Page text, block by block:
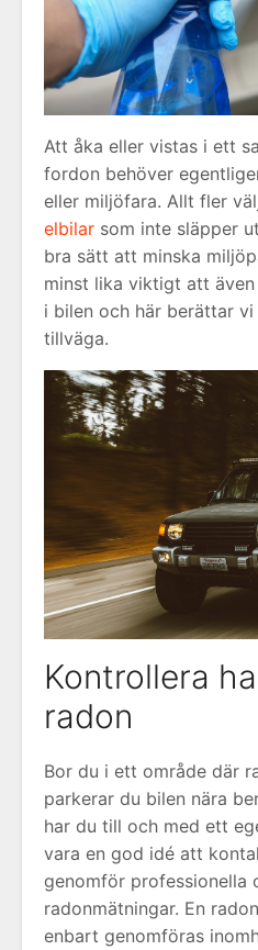
Att åka eller vistas i ett
fordon behöver
eller miljöfara. Allt fler
elbilar som inte släpper
bra sätt att minska
minst lika viktigt att
i bilen och här berättar
tillväga.
Kontrollera
radon
Bor du i ett område där
parkerar du bilen nära
har du till och med ett
vara en god idé att
genomför professionella
radonmätningar. En
enbart genomföras